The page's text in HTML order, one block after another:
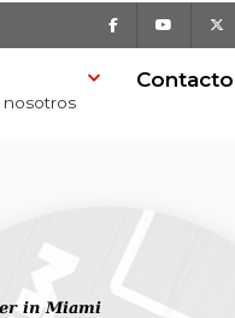
Facebook Youtube
nosotros
Contacto
in Miami